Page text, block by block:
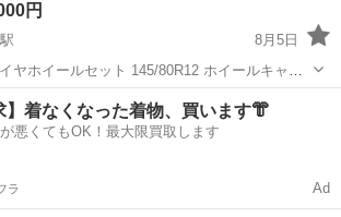
円
8月5日
ールセット 145/80R12 ホイールキャッ
いクリーニング済みです。 タイヤのポジション
にシールを貼ってあります。 アクティバンHH5 アクティトラ...
柏駅 タイヤ、ホイール ホイール
】着なくなった着物、買います👘
悪くてもOK！最大限買取します
ラ Ad